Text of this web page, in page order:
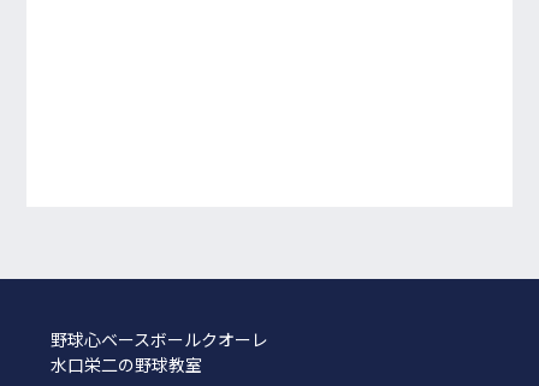
野球心ベースボールクオーレ
水口栄二の野球教室